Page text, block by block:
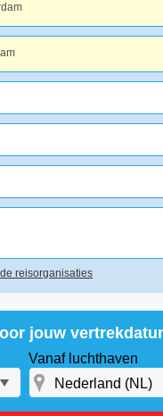
reisorganisaties
jouw
Vanaf luchthaven